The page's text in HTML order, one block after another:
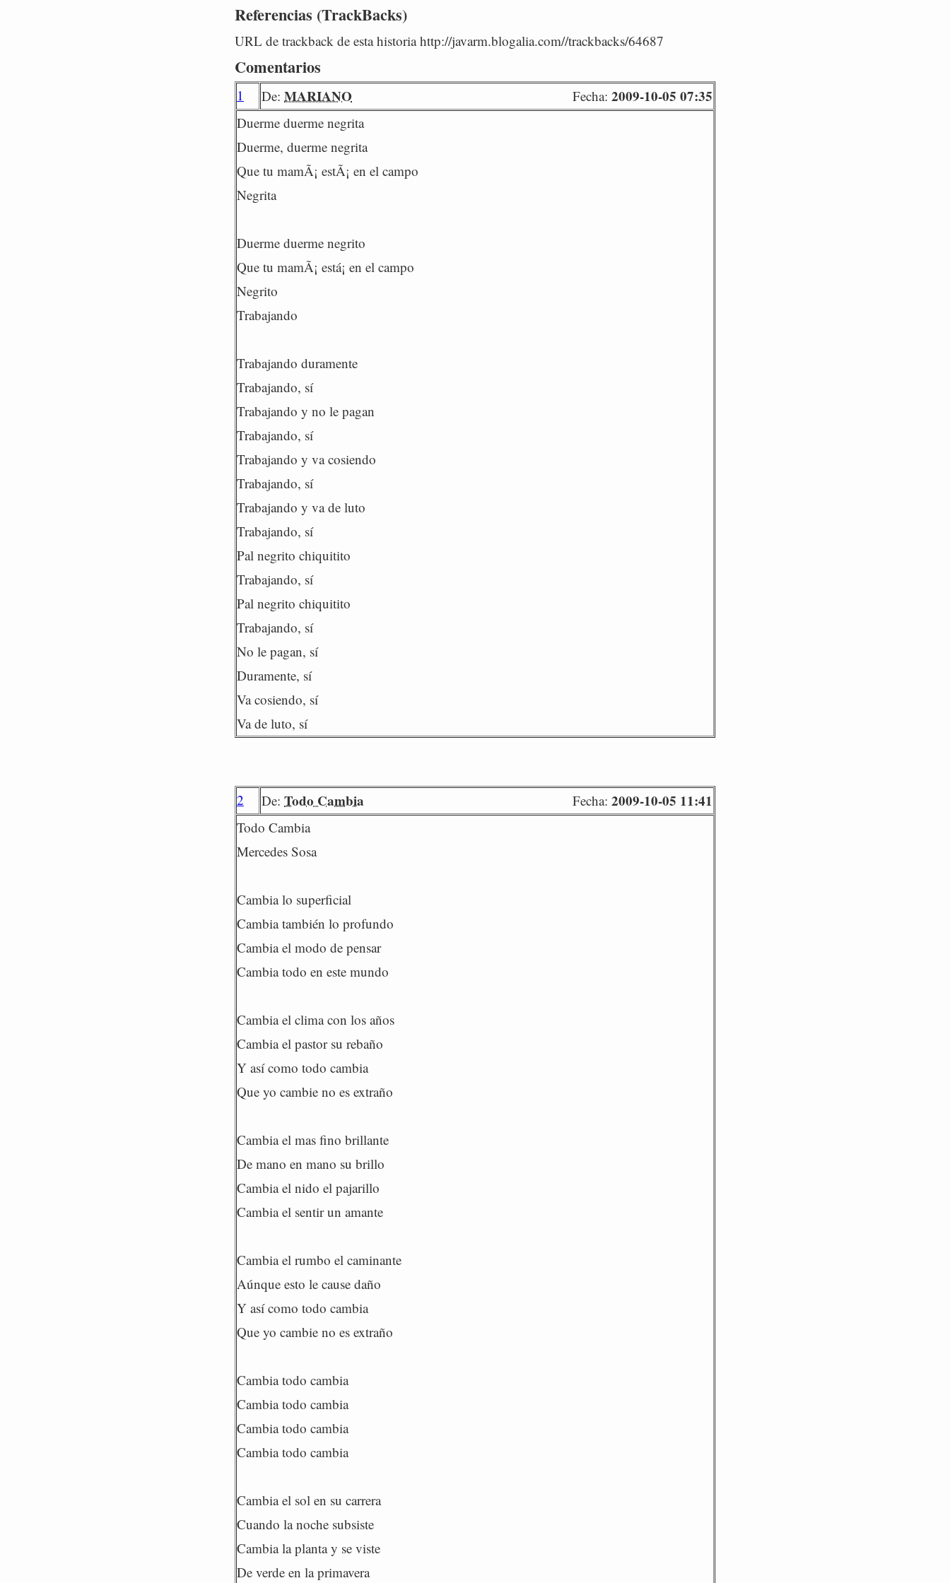
Referencias (TrackBacks)
URL de trackback de esta historia http://javarm.blogalia.com//trackbacks/64687
Comentarios
1 De: MARIANO Fecha: 2009-10-05 07:35
Duerme duerme negrita
Duerme, duerme negrita
Que tu mamÃ¡ estÃ¡ en el campo
Negrita
Duerme duerme negrito
Que tu mamÃ¡ está¡ en el campo
Negrito
Trabajando
Trabajando duramente
Trabajando, sí
Trabajando y no le pagan
Trabajando, sí
Trabajando y va cosiendo
Trabajando, sí
Trabajando y va de luto
Trabajando, sí
Pal negrito chiquitito
Trabajando, sí­
Pal negrito chiquitito
Trabajando, sí
No le pagan, sí
Duramente, sí
Va cosiendo, sí­
Va de luto, sí
2 De: Todo Cambia Fecha: 2009-10-05 11:41
Todo Cambia
Mercedes Sosa
Cambia lo superficial
Cambia también lo profundo
Cambia el modo de pensar
Cambia todo en este mundo
Cambia el clima con los años
Cambia el pastor su rebaño
Y así como todo cambia
Que yo cambie no es extraño
Cambia el mas fino brillante
De mano en mano su brillo
Cambia el nido el pajarillo
Cambia el sentir un amante
Cambia el rumbo el caminante
Aúnque esto le cause daño
Y así como todo cambia
Que yo cambie no es extraño
Cambia todo cambia
Cambia todo cambia
Cambia todo cambia
Cambia todo cambia
Cambia el sol en su carrera
Cuando la noche subsiste
Cambia la planta y se viste
De verde en la primavera